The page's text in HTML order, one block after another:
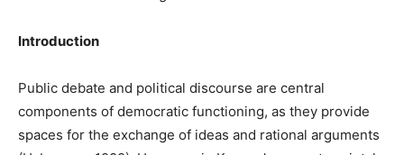
Introduction
Public debate and political discourse are central
components of democratic functioning, as they provide
spaces for the exchange of ideas and rational arguments